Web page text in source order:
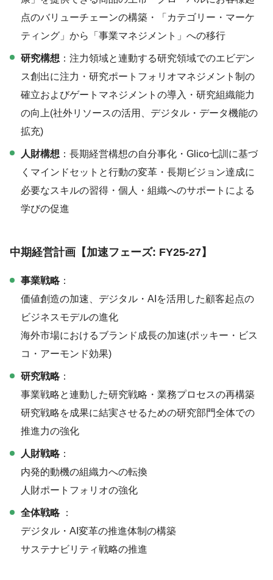
点のバリューチェーンの構築・「カテゴリー・マーケ
ティング」から「事業マネジメント」への移行
研究構想 ：注力領域と連動する研究領域でのエビデン
ス創出に注力・研究ポートフォリオマネジメント制の
確立およびゲートマネジメントの導入・研究組織能力
の向上(社外リソースの活用、デジタル・データ機能の
拡充)
人財構想 ：長期経営構想の自分事化・Glico七訓に基づ
くマインドセットと行動の変革・長期ビジョン達成に
必要なスキルの習得・個人・組織へのサポートによる
学びの促進
中期経営計画【加速フェーズ: FY25-27】
事業戦略：
価値創造の加速、デジタル・AIを活用した顧客起点の
ビジネスモデルの進化
海外市場におけるブランド成長の加速(ポッキー・ビス
コ・アーモンド効果)
研究戦略：
事業戦略と連動した研究戦略・業務プロセスの再構築
研究戦略を成果に結実させるための研究部門全体での
推進力の強化
人財戦略：
内発的動機の組織力への転換
人財ポートフォリオの強化
全体戦略 ：
デジタル・AI変革の推進体制の構築
サステナビリティ戦略の推進